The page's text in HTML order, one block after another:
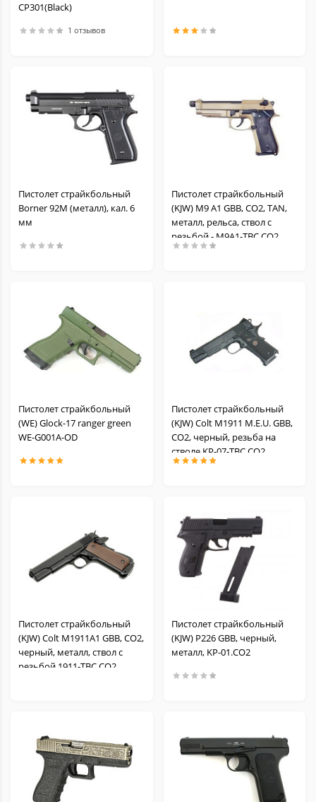
CP301(Black)
1 отзывов
Пистолет страйкбольный
Borner 92M (металл), кал. 6
мм
Пистолет страйкбольный
(KJW) M9 A1 GBB, CO2, TAN,
металл, рельса, ствол с
резьбой - M9A1-TBC.CO2
TAN
Пистолет страйкбольный
(WE) Glock-17 ranger green
WE-G001A-OD
Пистолет страйкбольный
(KJW) Colt M1911 M.E.U. GBB,
СО2, черный, резьба на
стволе KP-07-TBC.CO2
Пистолет страйкбольный
(KJW) Colt M1911A1 GBB, CO2,
черный, металл, ствол с
резьбой 1911-TBC.CO2
Пистолет страйкбольный
(KJW) P226 GBB, черный,
металл, KP-01.CO2